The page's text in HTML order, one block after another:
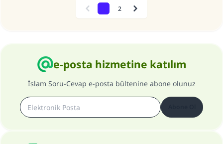
Previous 2 Next
e-posta hizmetine katılım
İslam Soru-Cevap e-posta bültenine abone olunuz